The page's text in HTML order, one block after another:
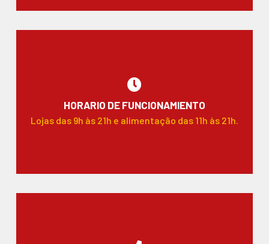
HORARIO DE FUNCIONAMIENTO
Lojas das 9h às 21h e alimentação das 11h às 21h.